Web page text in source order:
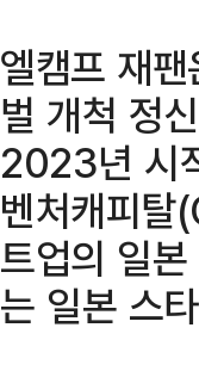
엘캠프 재
벌 개척 정
2023년 시
벤처캐피탈
트업의 일
는 일본 스